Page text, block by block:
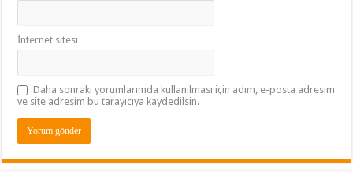
İnternet sitesi
Daha sonraki yorumlarımda kullanılması için adım, e-posta adresim
ve site adresim bu tarayıcıya kaydedilsin.